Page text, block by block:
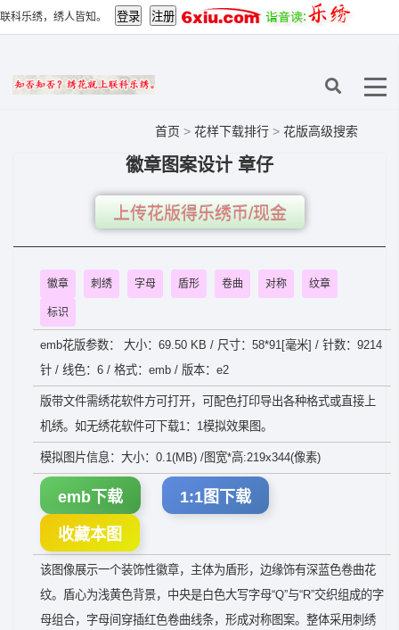
联科乐绣，绣人皆知。
首页 > 花样下载排行 > 花版高级搜索
徽章图案设计 章仔
上传花版得乐绣币/现金
徽章 刺绣 字母 盾形 卷曲 对称 纹章
标识
emb花版参数： 大小：69.50 KB / 尺寸：58*91[毫米] / 针数：9214
针 / 线色：6 / 格式：emb / 版本：e2
版带文件需绣花软件方可打开，可配色打印导出各种格式或直接上
机绣。如无绣花软件可下载1：1模拟效果图。
模拟图片信息：大小：0.1(MB) /图宽*高:219x344(像素)
emb下载 1:1图下载
收藏本图
该图像展示一个装饰性徽章，主体为盾形，边缘饰有深蓝色卷曲花
纹。盾心为浅黄色背景，中央是白色大写字母“Q”与“R”交织组成的字
母组合，字母间穿插红色卷曲线条，形成对称图案。整体采用刺绣